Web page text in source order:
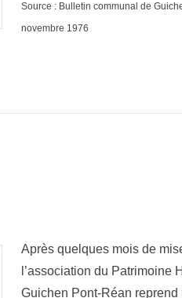
Source : Bulletin communal de
novembre 1976
Après quelques mois de
l’association du Patrimoine
Guichen Pont-Réan